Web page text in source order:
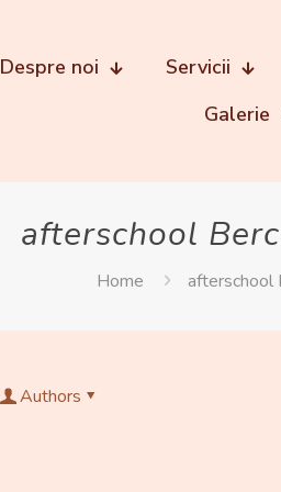
Despre noi Servicii
Galerie
afterschool
Home afterschool
Authors